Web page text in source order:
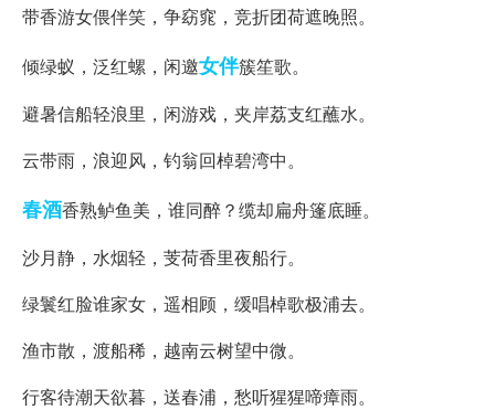
带香游女偎伴笑，争窈窕，竞折团荷遮晚照。
倾绿蚁，泛红螺，闲邀女伴簇笙歌。
避暑信船轻浪里，闲游戏，夹岸荔支红蘸水。
云带雨，浪迎风，钓翁回棹碧湾中。
春酒香熟鲈鱼美，谁同醉？缆却扁舟篷底睡。
沙月静，水烟轻，芰荷香里夜船行。
绿鬟红脸谁家女，遥相顾，缓唱棹歌极浦去。
渔市散，渡船稀，越南云树望中微。
行客待潮天欲暮，送春浦，愁听猩猩啼瘴雨。